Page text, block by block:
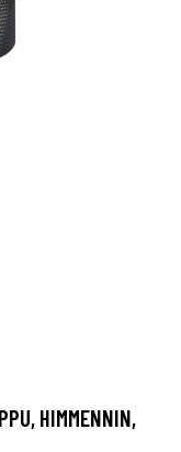
HIMMENNIN,